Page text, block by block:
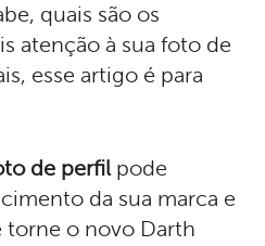
quais são os
atenção à sua foto de
esse artigo é para
de perfil pode
da sua marca e
torne o novo Darth